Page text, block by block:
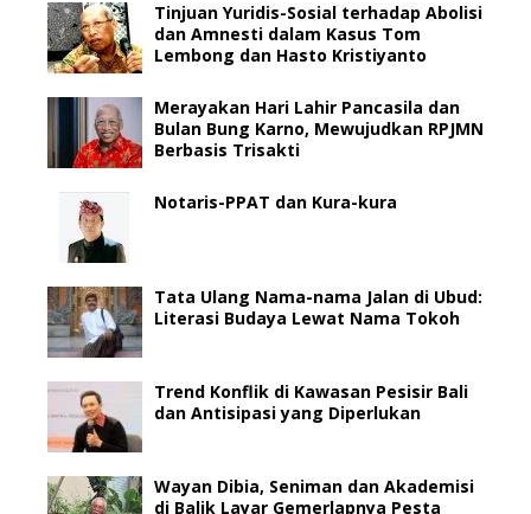
Tinjuan Yuridis-Sosial terhadap Abolisi
dan Amnesti dalam Kasus Tom
Lembong dan Hasto Kristiyanto
Merayakan Hari Lahir Pancasila dan
Bulan Bung Karno, Mewujudkan RPJMN
Berbasis Trisakti
Notaris-PPAT dan Kura-kura
Tata Ulang Nama-nama Jalan di Ubud:
Literasi Budaya Lewat Nama Tokoh
Trend Konflik di Kawasan Pesisir Bali
dan Antisipasi yang Diperlukan
Wayan Dibia, Seniman dan Akademisi
di Balik Layar Gemerlapnya Pesta